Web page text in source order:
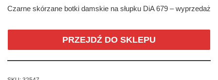
Czarne skórzane botki damskie na słupku DiA 679 – wyprzedaż
PRZEJDŹ DO SKLEPU